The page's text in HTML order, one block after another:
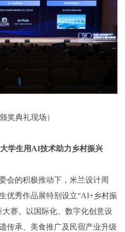
颁奖典礼现场）
学生用AI技术助力乡村振兴
会的积极推动下，米兰设计周
秀作品展特别设立“AI+乡村振
赛。以国际化、数字化创意设
传承、美食推广及民宿产业升级